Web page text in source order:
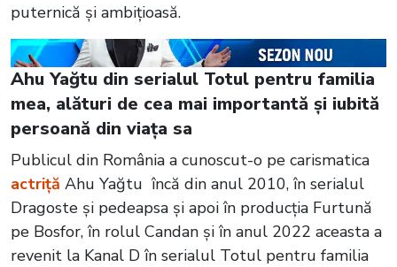
puternică și ambițioasă.
Ahu Yağtu din serialul Totul pentru familia
mea, alături de cea mai importantă și iubită
persoană din viața sa
Publicul din România a cunoscut-o pe carismatica
actriță Ahu Yağtu încă din anul 2010, în serialul
Dragoste și pedeapsa și apoi în producția Furtună
pe Bosfor, în rolul Candan și în anul 2022 aceasta a
revenit la Kanal D în serialul Totul pentru familia